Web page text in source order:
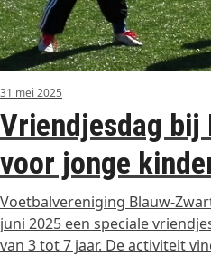
31 mei 2025
Vriendjesdag bij
voor jonge
Voetbalvereniging Blauw-
juni 2025 een speciale
van 3 tot 7 jaar. De activiteit